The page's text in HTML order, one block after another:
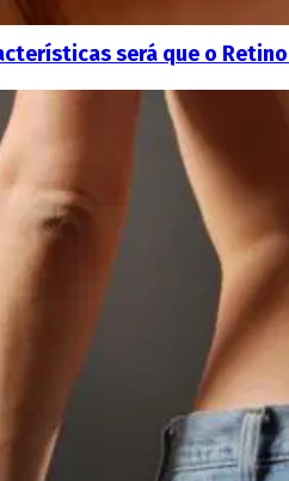
será que o